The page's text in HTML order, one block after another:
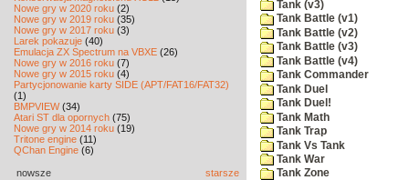
Nowe gry w 2020 roku (2)
Nowe gry w 2019 roku (35)
Nowe gry w 2017 roku (3)
Larek pokazuje (40)
Emulacja ZX Spectrum na VBXE (26)
Nowe gry w 2016 roku (7)
Nowe gry w 2015 roku (4)
Partycjonowanie karty SIDE (APT/FAT16/FAT32)
(1)
BMPVIEW(34)
Atari ST dla opornych (75)
Nowe gry w 2014 roku (19)
Tritone engine (11)
QChan Engine (6)
nowsze starsze
Tank (v3)
Tank Battle (v1)
Tank Battle (v2)
Tank Battle (v3)
Tank Battle (v4)
Tank Commander
Tank Duel
Tank Duel!
Tank Math
Tank Trap
Tank Vs Tank
Tank War
Tank Zone